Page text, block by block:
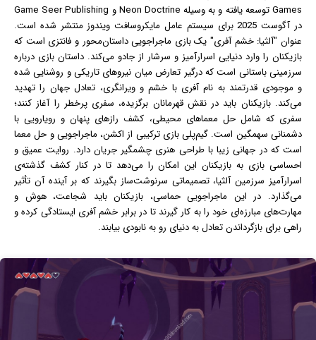
Games توسعه یافته و به وسیله Neon Doctrine و Game Seer Publishing
در آگوست 2025 برای سیستم عامل مایکروسافت
ویندوزمنتشر شده است.
عنوان "آلثیا: خشم آفری" یک بازی ماجراجویی داستان‌محور و فانتزی است که
بازیکنان را وارد دنیایی اسرارآمیز و سرشار از جادو می‌کند. داستان بازی درباره
سرزمینی باستانی است که درگیر تعارض میان نیروهای تاریکی و روشنایی شده
و موجودی قدرتمند به نام آفری با خشم و ویرانگری، تعادل جهان را تهدید
می‌کند. بازیکنان باید در نقش قهرمانان برگزیده، سفری پرخطر را آغاز کنند؛
سفری که شامل حل معماهای محیطی، کشف رازهای پنهان و رویارویی با
دشمنانی سهمگین است. گیم‌پلی بازی ترکیبی از اکشن، ماجراجویی و حل معما
است که در جهانی زیبا با طراحی هنری چشمگیر جریان دارد. روایت عمیق و
احساسی بازی به بازیکنان این امکان را می‌دهد تا در کنار کشف گذشته‌ی
اسرارآمیز سرزمین آلثیا، تصمیماتی سرنوشت‌ساز بگیرند که بر آینده آن تأثیر
می‌گذارد. در این ماجراجویی حماسی، بازیکنان باید شجاعت، هوش و
مهارت‌های مبارزه‌ای خود را به کار گیرند تا در برابر خشم آفری ایستادگی کرده و
راهی برای بازگرداندن تعادل به دنیای رو به نابودی بیابند.